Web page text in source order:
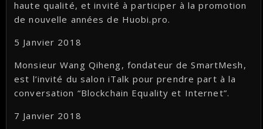
haute qualité, et invité à participer à la promotion
de nouvelle années de Huobi.pro.
5 Janvier 2018
Monsieur Wang Qiheng, fondateur de SmartMesh,
est l’invité du salon iTalk pour prendre part à la
conversation “Blockchain Equality et Internet”.
7 Janvier 2018